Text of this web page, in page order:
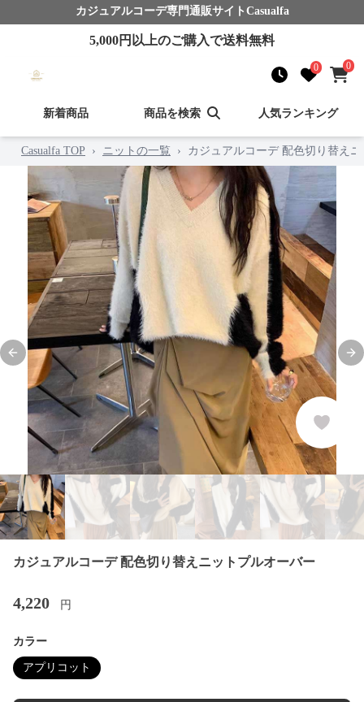
カジュアルコーデ専門通販サイト Casualfa
5,000円以上のご購入で送料無料
0 0
新着商品 商品を検索 人気ランキング
Casualfa TOP › ニットの一覧 › カジュアルコーデ 配色切り替え
Previous slide
カジュアルコーデ 配色切り替えニットプルオーバー
4,220 円
カラー
アプリコット